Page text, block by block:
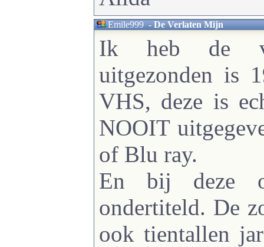
Emile999-De Verlaten Mijn
Ik heb de
uitgezonden is
VHS, deze is
NOOIT
of Blu ray.
En bij deze
ondertiteld. De
ook tientallen